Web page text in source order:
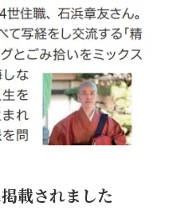
載されました